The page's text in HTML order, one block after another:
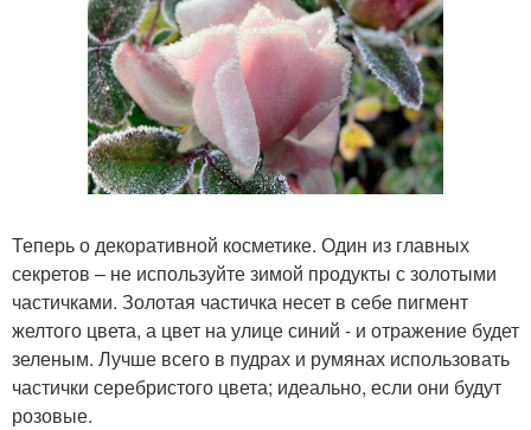
Теперь о декоративной косметике. Один из главных
секретов – не используйте зимой продукты с золотыми
частичками. Золотая частичка несет в себе пигмент
желтого цвета, а цвет на улице синий - и отражение будет
зеленым. Лучше всего в пудрах и румянах использовать
частички серебристого цвета; идеально, если они будут
розовые.